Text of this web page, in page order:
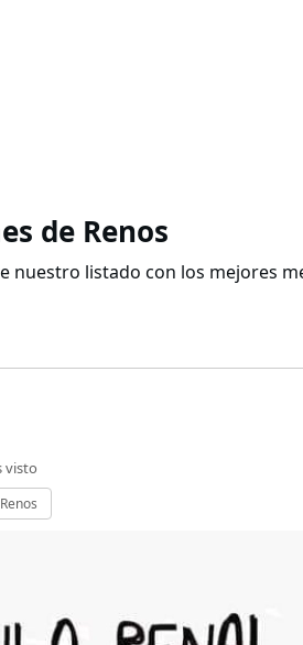
de Renos
nuestro listado con los mejores
visto
Renos